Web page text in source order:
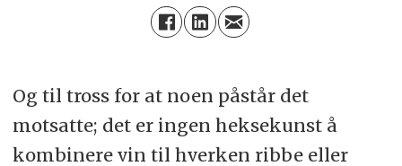
Og til tross for at noen påstår det
motsatte; det er ingen heksekunst å
kombinere vin til hverken ribbe eller